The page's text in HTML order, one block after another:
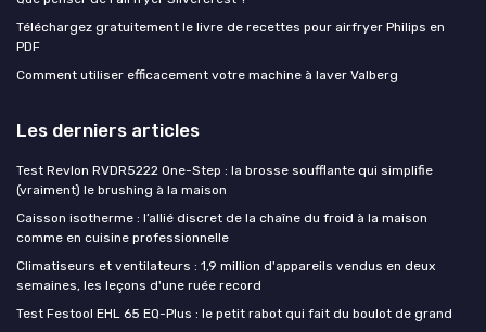
Téléchargez gratuitement le livre de recettes pour airfryer Philips en
PDF
Comment utiliser efficacement votre machine à laver Valberg
Les derniers articles
Test Revlon RVDR5222 One-Step : la brosse soufflante qui simplifie
(vraiment) le brushing à la maison
Caisson isotherme : l’allié discret de la chaîne du froid à la maison
comme en cuisine professionnelle
Climatiseurs et ventilateurs : 1,9 million d'appareils vendus en deux
semaines, les leçons d'une ruée record
Test Festool EHL 65 EQ-Plus : le petit rabot qui fait du boulot de grand